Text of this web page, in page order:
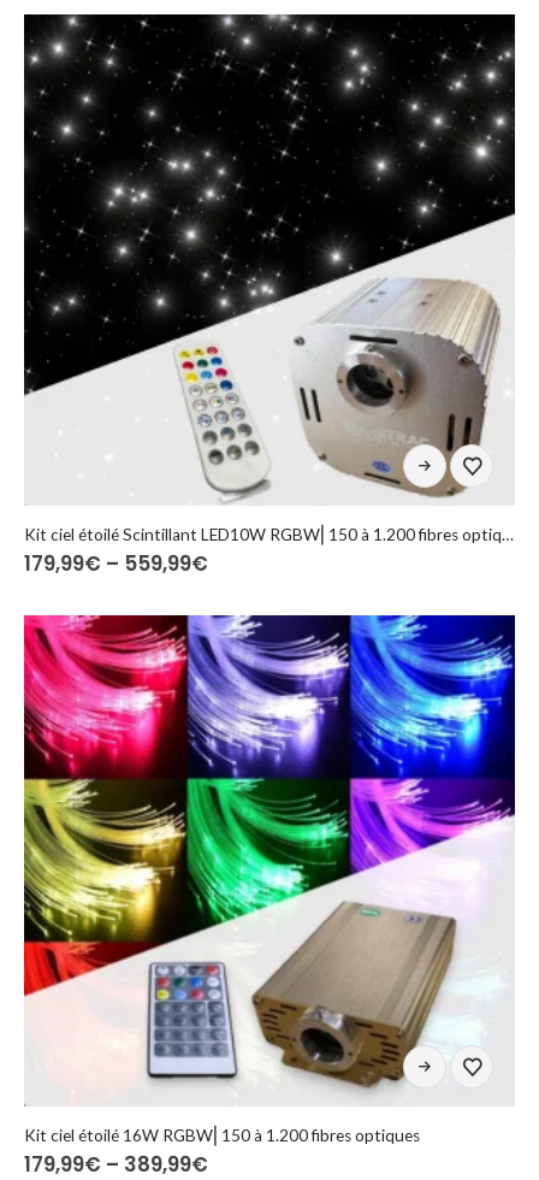
Die
Optionen
können
auf
der
Produktseite
gewählt
werden
519,99€
Dieses
Produkt
weist
mehrere
Die
Optionen
können
auf
der
Produktseite
gewählt
werden
Kit ciel étoilé Scintillant LED10W RGBW⎜150 à 1.200 fibres optiques
179,99€ – 559,99€
559,99€
Dieses
Produkt
weist
mehrere
Kit ciel étoilé 16W RGBW⎜150 à 1.200 fibres optiques
179,99€ – 389,99€